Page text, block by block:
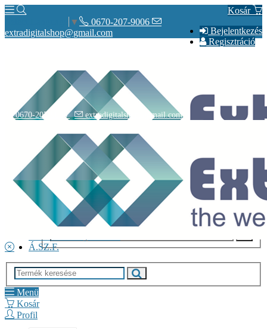
Kosár
Bejelentkezés
Regisztráció
▼
0670-207-9006
extradigitalshop@gmail.com
Rólunk
Elérhetőségeink
Vásárlás
Szállítás
Á.SZ.F.
0670-207-9006 extradigitalshop@gmail.com
Menü
Kosár
Profil